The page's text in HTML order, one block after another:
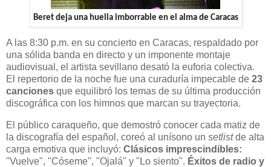
Beret deja una huella imborrable en el alma de Caracas
A las 8:30 p.m. en su concierto en Caracas, respaldado por
una sólida banda en directo y un imponente montaje
audiovisual, el artista sevillano desató la euforia colectiva.
El repertorio de la noche fue una curaduría impecable de 23
canciones que equilibró los temas de su última producción
discográfica con los himnos que marcan su trayectoria.
El público caraqueño, que demostró conocer cada matiz de
la discografía del español, coreó al unísono un setlistde alta
carga emotiva que incluyó: Clásicos imprescindibles:
"Vuelve", "Cóseme", "Ojalá" y "Lo siento". Éxitos de radio y